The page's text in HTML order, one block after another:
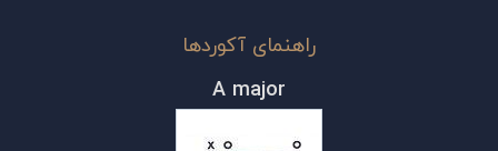
راهنمای آکوردها
A major